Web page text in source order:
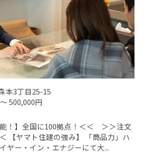
本3丁目25-15
500,000円
！】全国に100拠点！＜＜ ＞＞注文
【ヤマト住建の強み】 「商品力」ハ
ヤー・イン・エナジーにて大...